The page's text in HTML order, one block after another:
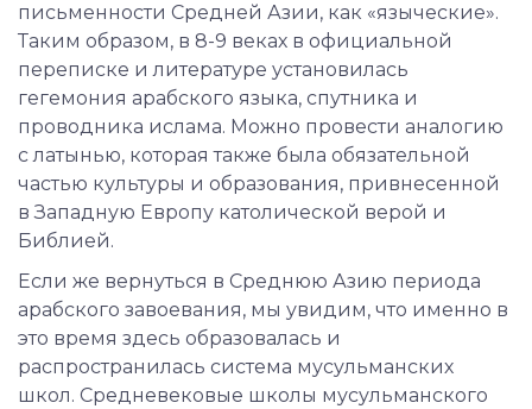
письменности Средней Азии, как «языческие».
Таким образом, в 8-9 веках в официальной
переписке и литературе установилась
гегемония арабского языка, спутника и
проводника ислама. Можно провести аналогию
с латынью, которая также была обязательной
частью культуры и образования, привнесенной
в Западную Европу католической верой и
Библией.
Если же вернуться в Среднюю Азию периода
арабского завоевания, мы увидим, что именно в
это время здесь образовалась и
распространилась система мусульманских
школ. Средневековые школы мусульманского